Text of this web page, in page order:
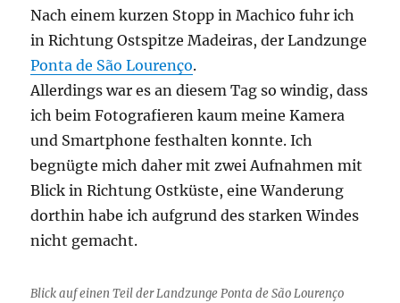
Nach einem kurzen Stopp in Machico fuhr ich
in Richtung Ostspitze Madeiras, der Landzunge
Ponta de São Lourenço.
Allerdings war es an diesem Tag so windig, dass
ich beim Fotografieren kaum meine Kamera
und Smartphone festhalten konnte. Ich
begnügte mich daher mit zwei Aufnahmen mit
Blick in Richtung Ostküste, eine Wanderung
dorthin habe ich aufgrund des starken Windes
nicht gemacht.
Blick auf einen Teil der Landzunge Ponta de São Lourenço